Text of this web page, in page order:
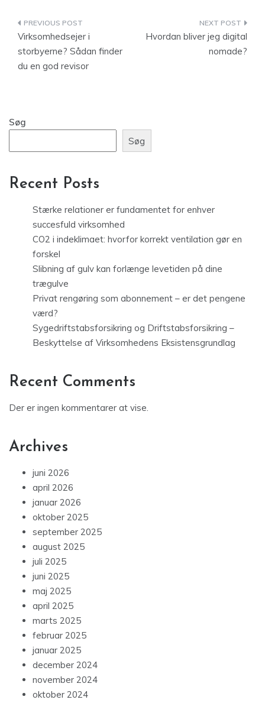
Indlægsnavigation
Virksomhedsejer i
storbyerne? Sådan finder
du en god revisor
Hvordan bliver jeg digital
nomade?
Søg
Søg
Recent Posts
Stærke relationer er fundamentet for enhver
succesfuld virksomhed
CO2 i indeklimaet: hvorfor korrekt ventilation gør en
forskel
Slibning af gulv kan forlænge levetiden på dine
trægulve
Privat rengøring som abonnement – er det pengene
værd?
Sygedriftstabsforsikring og Driftstabsforsikring –
Beskyttelse af Virksomhedens Eksistensgrundlag
Recent Comments
Der er ingen kommentarer at vise.
Archives
juni 2026
april 2026
januar 2026
oktober 2025
september 2025
august 2025
juli 2025
juni 2025
maj 2025
april 2025
marts 2025
februar 2025
januar 2025
december 2024
november 2024
oktober 2024